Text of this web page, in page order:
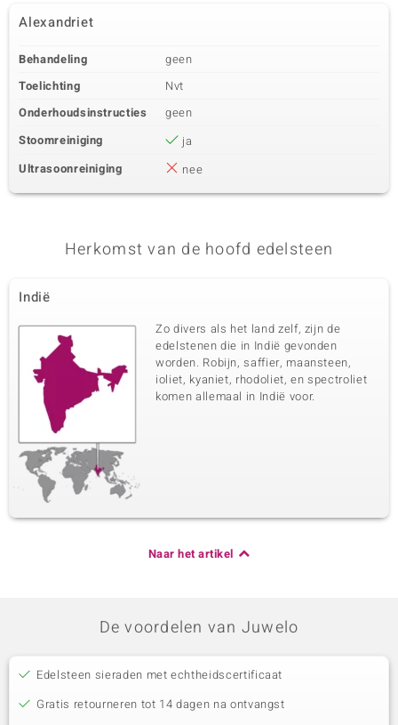
Alexandriet
Behandeling
geen
Toelichting
Nvt
Onderhoudsinstructies
geen
Stoomreiniging
ja
Ultrasoonreiniging
nee
Herkomst van de hoofd edelsteen
Indië
Zo divers als het land zelf, zijn de
edelstenen die in Indië gevonden
worden. Robijn, saffier, maansteen,
ioliet, kyaniet, rhodoliet, en spectroliet
komen allemaal in Indië voor.
Naar het artikel
De voordelen van Juwelo
Edelsteen sieraden met echtheidscertificaat
Gratis retourneren tot 14 dagen na ontvangst